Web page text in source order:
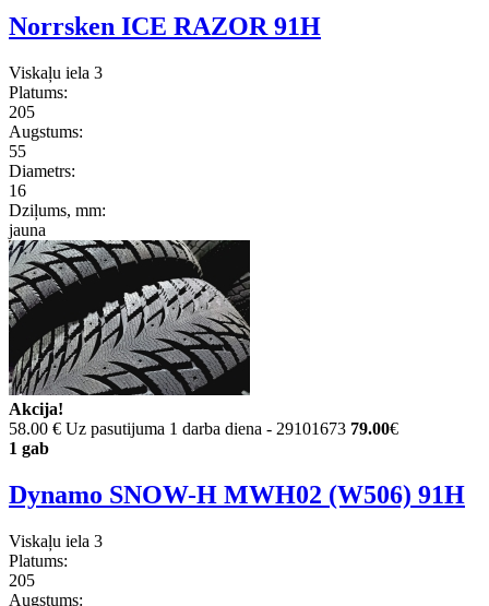
Norrsken ICE RAZOR 91H
Viskaļu iela 3
Platums:
205
Augstums:
55
Diametrs:
16
Dziļums, mm:
jauna
Akcija!
58.00 € Uz pasutijuma 1 darba diena - 29101673 79.00€
1 gab
Dynamo SNOW-H MWH02 (W506) 91H
Viskaļu iela 3
Platums:
205
Augstums: